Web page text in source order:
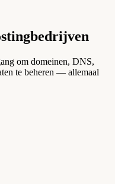
om domeinen, DNS,
te beheren — allemaal